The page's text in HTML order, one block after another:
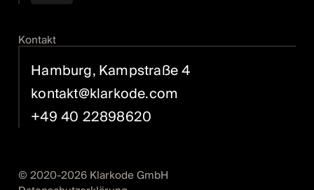
Kontakt
Hamburg, Kampstraße 4
kontakt@klarkode.com
+49 40 22898620
© 2020-2026Klarkode GmbH